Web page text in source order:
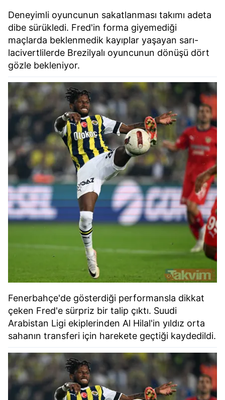
Deneyimli oyuncunun sakatlanması takımı adeta
dibe sürükledi. Fred'in forma giyemediği
maçlarda beklenmedik kayıplar yaşayan sarı-
lacivertlilerde Brezilyalı oyuncunun dönüşü dört
gözle bekleniyor.
Fenerbahçe'de gösterdiği performansla dikkat
çeken Fred'e sürpriz bir talip çıktı. Suudi
Arabistan Ligi ekiplerinden Al Hilal'in yıldız orta
sahanın transferi için harekete geçtiği kaydedildi.